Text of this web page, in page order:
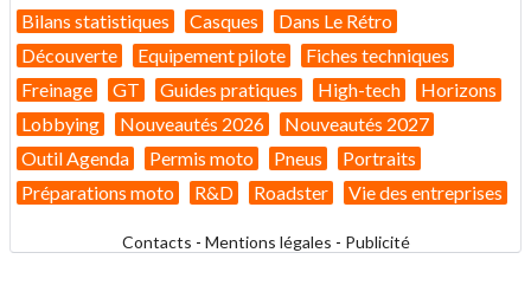
Bilans statistiques
Casques
Dans Le Rétro
Découverte
Equipement pilote
Fiches techniques
Freinage
GT Guides pratiques High-tech
Horizons
Lobbying
Nouveautés 2026
Nouveautés 2027
Outil Agenda
Permis moto Pneus
Portraits
Préparations moto
R&D Roadster Vie des entreprises
Contacts - Mentions légales - Publicité